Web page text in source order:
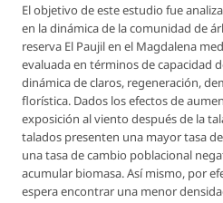
El objetivo de este estudio fue
en la dinámica de la comunidad de
reserva El Paujil en el Magdalena
evaluada en términos de capacidad
dinámica de claros, regeneración,
florística. Dados los efectos de
exposición al viento después de la
talados presenten una mayor tasa
una tasa de cambio poblacional
acumular biomasa. Así mismo, por
espera encontrar una menor